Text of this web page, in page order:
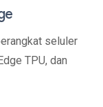
seluler
TPU, dan